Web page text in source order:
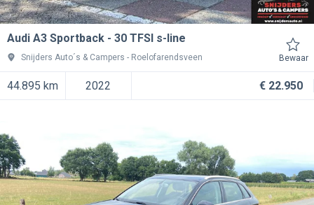
Audi A3 Sportback 30 TFSI s-line
Snijders Auto´s & Campers Roelofarendsveen Bewaar
44.895 km 2022 € 22.950